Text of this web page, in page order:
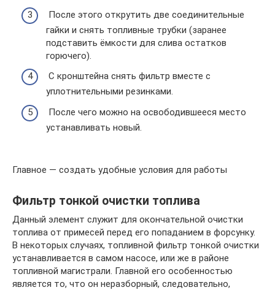
После этого открутить две соединительные
гайки и снять топливные трубки (заранее
подставить ёмкости для слива остатков
горючего).
С кронштейна снять фильтр вместе с
уплотнительными резинками.
После чего можно на освободившееся место
устанавливать новый.
Главное — создать удобные условия для работы
Фильтр тонкой очистки топлива
Данный элемент служит для окончательной очистки
топлива от примесей перед его попаданием в форсунку.
В некоторых случаях, топливной фильтр тонкой очистки
устанавливается в самом насосе, или же в районе
топливной магистрали. Главной его особенностью
является то, что он неразборный, следовательно,